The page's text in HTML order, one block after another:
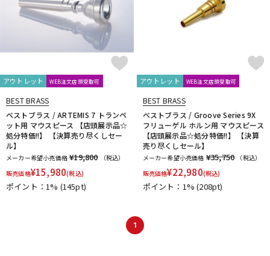
キーボード 電子ピアノ
アンプ エフェクター
DJ機器 DTM
アウトレット WEB注文店頭受取可
BEST BRASS
ベストブラス / ARTEMIS 7 トランペ
ット用 マウスピース 【店頭展示品☆
処分特価!!】 【決算売り尽くしセー
ル】
メーカー希望小売価格 ¥19,800
（税込）
販売価格¥15,980(税込)
ポイント：1% (145pt)
アウトレット WEB注文店頭受取可
BEST BRASS
ベストブラス / Groove Series 9X
フリューゲル ホルン用 マウスピース
【店頭展示品☆処分特価!!】 【決算
売り尽くしセール】
メーカー希望小売価格 ¥35,750
（税込）
販売価格¥22,980(税込)
ポイント：1%(208pt)
1